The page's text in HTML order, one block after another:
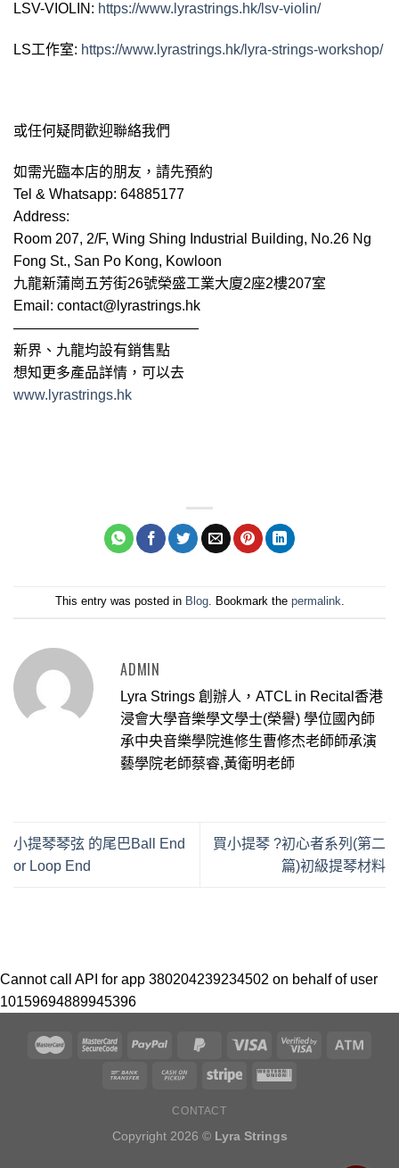
LSV-VIOLIN: https://www.lyrastrings.hk/lsv-violin/
LS工作室: https://www.lyrastrings.hk/lyra-strings-workshop/
或任何疑問歡迎聯絡我們
如需光臨本店的朋友，請先預約
Tel & Whatsapp: 64885177
Address:
Room 207, 2/F, Wing Shing Industrial Building, No.26 Ng
Fong St., San Po Kong, Kowloon
九龍新蒲崗五芳街26號榮盛工業大廈2座2樓207室
Email: contact@lyrastrings.hk
—————————————
新界、九龍均設有銷售點
想知更多產品詳情，可以去
www.lyrastrings.hk
This entry was posted in Blog. Bookmark the permalink.
ADMIN
Lyra Strings 創辦人，ATCL in Recital香港
浸會大學音樂學文學士(榮譽) 學位國內師
承中央音樂學院進修生曹修杰老師師承演
藝學院老師蔡睿,黃衛明老師
小提琴琴弦 的尾巴Ball End
or Loop End
買小提琴 ?初心者系列(第二
篇)初級提琴材料
Cannot call API for app 380204239234502 on behalf of user
10159694889945396
CONTACT
Copyright 2026 © Lyra Strings